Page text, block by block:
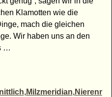
Klamotten wie die
mach die gleichen
Wir haben uns an den
…
, Milzmeridian,